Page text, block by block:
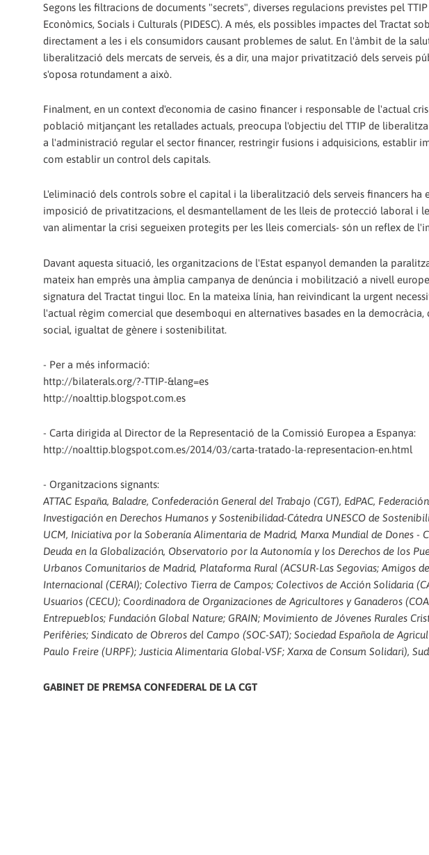
Segons les filtracions de documents "secrets", diverses regulacions previstes pel
Econòmics, Socials i Culturals (PIDESC). A més, els possibles impactes del Tractat
directament a les i els consumidors causant problemes de salut. En l'àmbit de la
liberalització dels mercats de serveis, és a dir, una major privatització dels serveis
s'oposa rotundament a això.
Finalment, en un context d'economia de casino financer i responsable de l'actual
població mitjançant les retallades actuals, preocupa l'objectiu del TTIP de
a l'administració regular el sector financer, restringir fusions i adquisicions, establir
com establir un control dels capitals.
L'eliminació dels controls sobre el capital i la liberalització dels serveis financers ha
imposició de privatitzacions, el desmantellament de les lleis de protecció laboral i
van alimentar la crisi segueixen protegits per les lleis comercials- són un reflex de
Davant aquesta situació, les organitzacions de l'Estat espanyol demanden la
mateix han emprès una àmplia campanya de denúncia i mobilització a nivell
signatura del Tractat tingui lloc. En la mateixa línia, han reivindicant la urgent
l'actual règim comercial que desemboqui en alternatives basades en la
social, igualtat de gènere i sostenibilitat.
- Per a més informació:
http://bilaterals.org/?-TTIP-&lang=es
http://noalttip.blogspot.com.es
- Carta dirigida al Director de la Representació de la Comissió Europea a Espanya:
http://noalttip.blogspot.com.es/2014/03/carta-tratado-la-representacion-en.html
- Organitzacions signants:
ATTAC España, Baladre, Confederación General del Trabajo (CGT), EdPAC,
Investigación en Derechos Humanos y Sostenibilidad-Cátedra UNESCO de
UCM, Iniciativa por la Soberanía Alimentaria de Madrid, Marxa Mundial de Dones -
Deuda en la Globalización, Observatorio por la Autonomía y los Derechos de los
Urbanos Comunitarios de Madrid, Plataforma Rural (ACSUR-Las Segovias; Amigos
Internacional (CERAI); Colectivo Tierra de Campos; Colectivos de Acción Solidaria
Usuarios (CECU); Coordinadora de Organizaciones de Agricultores y Ganaderos
Entrepueblos; Fundación Global Nature; GRAIN; Movimiento de Jóvenes Rurales
Perifèries; Sindicato de Obreros del Campo (SOC-SAT); Sociedad Española de
Paulo Freire (URPF); Justicia Alimentaria Global-VSF; Xarxa de Consum Solidari),
GABINET DE PREMSA CONFEDERAL DE LA CGT